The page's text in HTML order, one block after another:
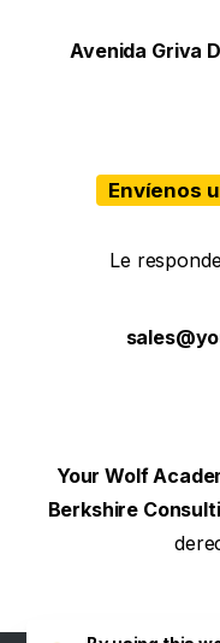
Avenida Griva
Envíenos
Le
Your Wolf
Berkshire